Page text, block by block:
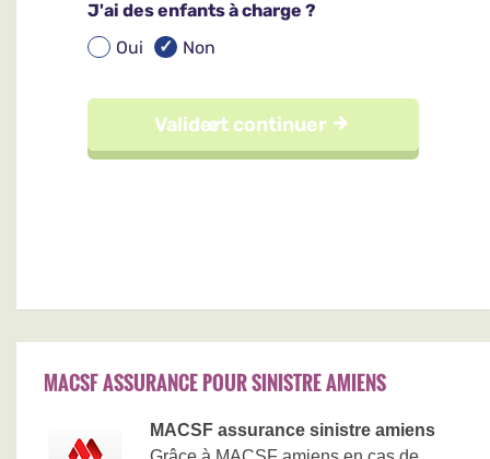
MACSF ASSURANCE POUR SINISTRE AMIENS
MACSF assurance sinistre amiens